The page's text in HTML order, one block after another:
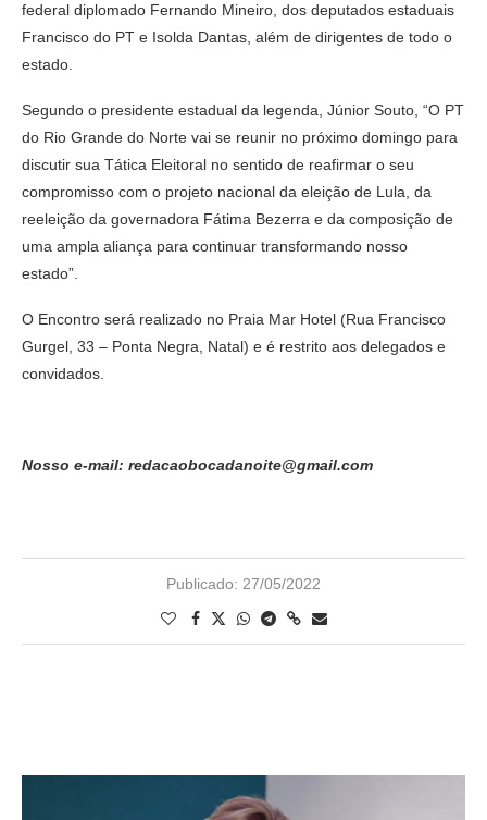
federal diplomado Fernando Mineiro, dos deputados estaduais
Francisco do PT e Isolda Dantas, além de dirigentes de todo o
estado.
Segundo o presidente estadual da legenda, Júnior Souto, “O PT
do Rio Grande do Norte vai se reunir no próximo domingo para
discutir sua Tática Eleitoral no sentido de reafirmar o seu
compromisso com o projeto nacional da eleição de Lula, da
reeleição da governadora Fátima Bezerra e da composição de
uma ampla aliança para continuar transformando nosso
estado”.
O Encontro será realizado no Praia Mar Hotel (Rua Francisco
Gurgel, 33 – Ponta Negra, Natal) e é restrito aos delegados e
convidados.
Nosso e-mail: redacaobocadanoite@gmail.com
Publicado: 27/05/2022